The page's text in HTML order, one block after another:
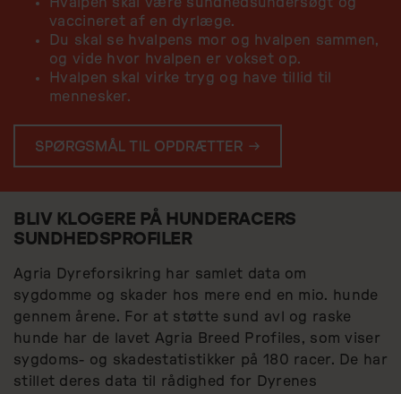
vaccineret af en dyrlæge.
Du skal se hvalpens mor og hvalpen sammen,
og vide hvor hvalpen er vokset op.
Hvalpen skal virke tryg og have tillid til
mennesker.
BLIV KLOGERE PÅ HUNDERACERS
SUNDHEDSPROFILER
Agria Dyreforsikring har samlet data om
sygdomme og skader hos mere end en mio. hunde
gennem årene. For at støtte sund avl og raske
hunde har de lavet Agria Breed Profiles, som viser
sygdoms- og skadestatistikker på 180 racer. De har
stillet deres data til rådighed for Dyrenes